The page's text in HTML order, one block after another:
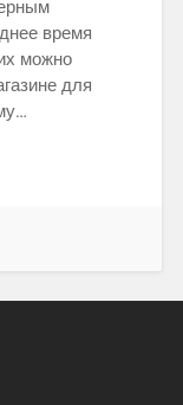
время
можно
для